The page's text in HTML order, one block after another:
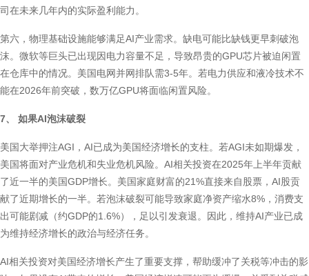
司在未来几年内的实际盈利能力。
第六，物理基础设施能够满足AI产业需求。缺电可能比缺钱更早刺破泡
沫。微软等巨头已出现因电力容量不足，导致昂贵的GPU芯片被迫闲置
在仓库中的情况。美国电网并网排队需3-5年。若电力供应和液冷技术不
能在2026年前突破，数万亿GPU将面临闲置风险。
7、 如果AI泡沫破裂
美国大举押注AGI，AI已成为美国经济增长的支柱。若AGI未如期爆发，
美国将面对产业危机和失业危机风险。AI相关投资在2025年上半年贡献
了近一半的美国GDP增长。美国家庭财富的21%直接来自股票，AI股贡
献了近期增长的一半。若泡沫破裂可能导致家庭净资产缩水8%，消费支
出可能剧减（约GDP的1.6%），足以引发衰退。因此，维持AI产业已成
为维持经济增长的政治与经济任务。
AI相关投资对美国经济增长产生了重要支撑，帮助缓冲了关税等冲击的影